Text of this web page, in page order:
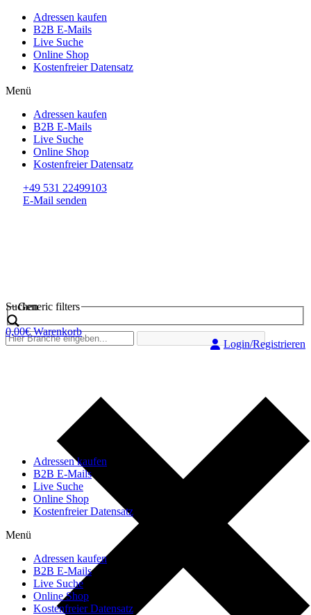
Adressen kaufen
B2B E-Mails
Live Suche
Online Shop
Kostenfreier Datensatz
Menü
Adressen kaufen
B2B E-Mails
Live Suche
Online Shop
Kostenfreier Datensatz
+49 531 22499103
E-Mail senden
Suchen
Generic filters
0,00€ Warenkorb
Login/Registrieren
Adressen kaufen
B2B E-Mails
Live Suche
Online Shop
Kostenfreier Datensatz
Menü
Adressen kaufen
B2B E-Mails
Live Suche
Online Shop
Kostenfreier Datensatz